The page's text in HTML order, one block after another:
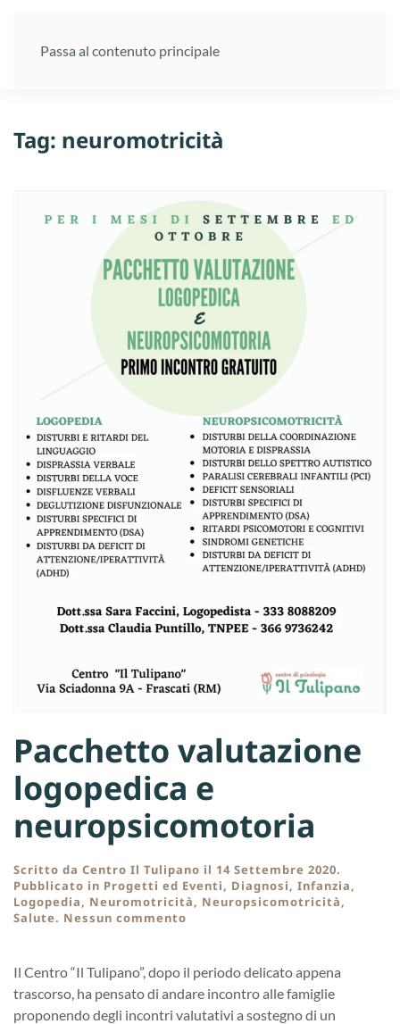
Passa al contenuto principale
Tag: neuromotricità
Pacchetto valutazione
logopedica e
neuropsicomotoria
Scritto da Centro Il Tulipano il 14 Settembre 2020.
Pubblicato in Progetti ed Eventi, Diagnosi, Infanzia,
Logopedia, Neuromotricità, Neuropsicomotricità,
Salute. Nessun commento
logopedica
e
neuropsicomotoria
Il Centro “Il Tulipano”, dopo il periodo delicato appena
trascorso, ha pensato di andare incontro alle famiglie
proponendo degli incontri valutativi a sostegno di un